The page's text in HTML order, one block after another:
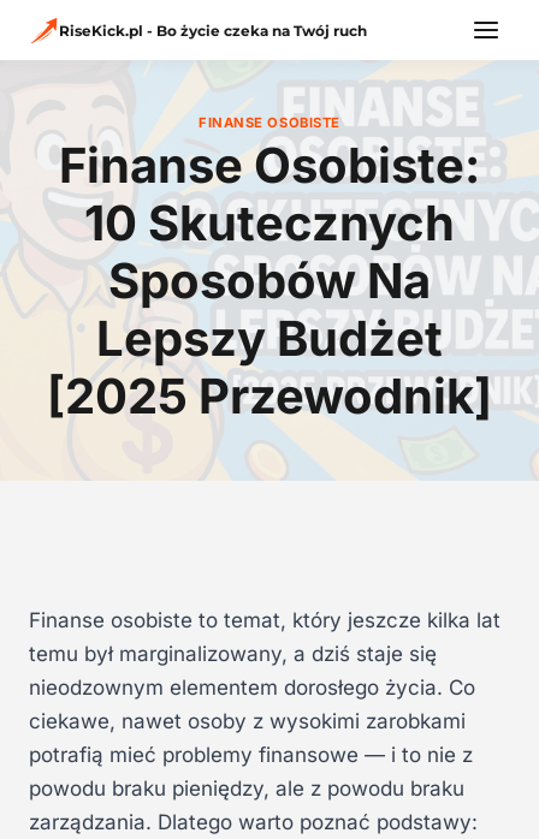
RiseKick.pl - Bo życie czeka na Twój ruch
FINANSE OSOBISTE
Finanse Osobiste:
10 Skutecznych
Sposobów Na
Lepszy Budżet
[2025 Przewodnik]
Finanse osobiste to temat, który jeszcze kilka lat
temu był marginalizowany, a dziś staje się
nieodzownym elementem dorosłego życia. Co
ciekawe, nawet osoby z wysokimi zarobkami
potrafią mieć problemy finansowe — i to nie z
powodu braku pieniędzy, ale z powodu braku
zarządzania. Dlatego warto poznać podstawy: